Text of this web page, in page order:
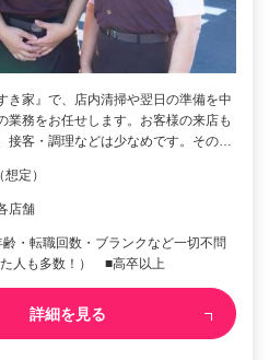
き家』で、店内清掃や翌日の準備を中
業務をお任せします。お客様の来店も
接客・調理などは少なめです。その…
定）
店舗
・転職回数・ブランクなど一切不問
た人も多数！） ■高卒以上
詳細を見る